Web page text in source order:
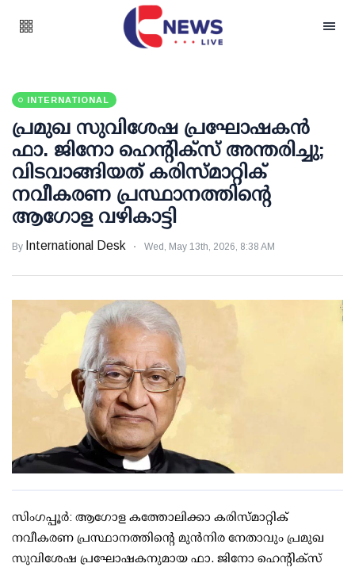
INTERNATIONAL
പ്രമുഖ സുവിശേഷ പ്രഘോഷകൻ
ഫാ. ജിനോ ഹെന്റിക്സ് അന്തരിച്ചു;
വിടവാങ്ങിയത് കരിസ്മാറ്റിക്
നവീകരണ പ്രസ്ഥാനത്തിന്റെ
ആഗോള വഴികാട്ടി
By International Desk Wed, May 13th, 2026, 8:38 AM
സിംഗപ്പൂർ: ആഗോള കത്തോലിക്കാ കരിസ്മാറ്റിക്
നവീകരണ പ്രസ്ഥാനത്തിന്റെ മുൻനിര നേതാവും പ്രമുഖ
സുവിശേഷ പ്രഘോഷകനുമായ ഫാ. ജിനോ ഹെന്റിക്സ്